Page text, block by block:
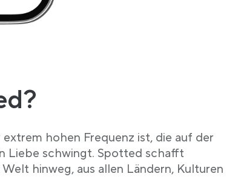
hohen Frequenz ist, die auf der
Liebe schwingt. Spotted schafft
hinweg, aus allen Ländern, Kulturen